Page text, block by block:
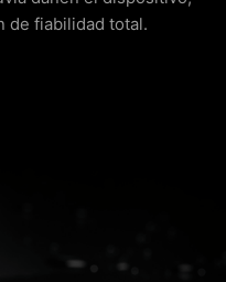
de fiabilidad total.